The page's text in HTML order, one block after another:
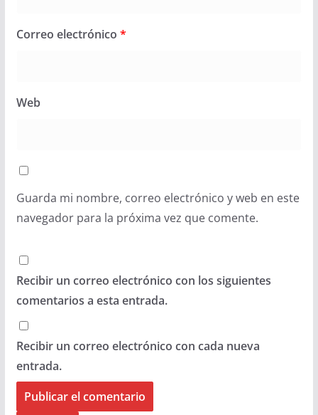
Correo electrónico *
Web
Guarda mi nombre, correo electrónico y web en este
navegador para la próxima vez que comente.
Recibir un correo electrónico con los siguientes
comentarios a esta entrada.
Recibir un correo electrónico con cada nueva
entrada.